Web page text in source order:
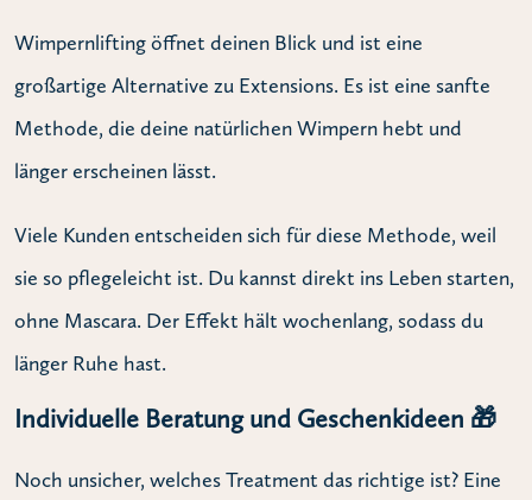
Wimpernlifting öffnet deinen Blick und ist eine
großartige Alternative zu Extensions. Es ist eine sanfte
Methode, die deine natürlichen Wimpern hebt und
länger erscheinen lässt.
Viele Kunden entscheiden sich für diese Methode, weil
sie so pflegeleicht ist. Du kannst direkt ins Leben starten,
ohne Mascara. Der Effekt hält wochenlang, sodass du
länger Ruhe hast.
Individuelle Beratung und Geschenkideen 🎁
Noch unsicher, welches Treatment das richtige ist? Eine